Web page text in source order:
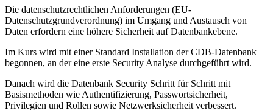
Die datenschutzrechtlichen Anforderungen (EU-
Datenschutzgrundverordnung) im Umgang und Austausch von
Daten erfordern eine höhere Sicherheit auf Datenbankebene.
Im Kurs wird mit einer Standard Installation der CDB-Datenbank
begonnen, an der eine erste Security Analyse durchgeführt wird.
Danach wird die Datenbank Security Schritt für Schritt mit
Basismethoden wie Authentifizierung, Passwortsicherheit,
Privilegien und Rollen sowie Netzwerksicherheit verbessert.